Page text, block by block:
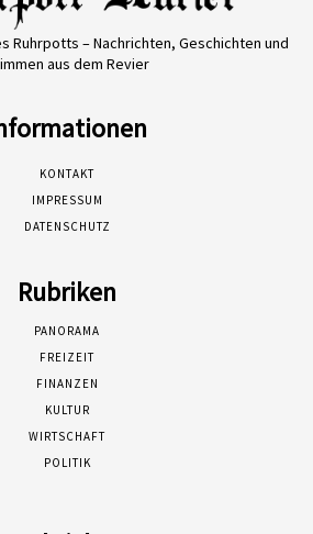
Ruhrpotts – Nachrichten, Geschichten und
aus dem Revier
KONTAKT
IMPRESSUM
DATENSCHUTZ
Rubriken
PANORAMA
FREIZEIT
FINANZEN
KULTUR
WIRTSCHAFT
POLITIK